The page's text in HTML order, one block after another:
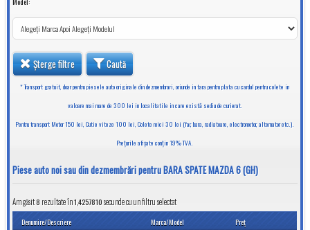
Șterge filtre Caută
* Transport gratuit, doar pentru piesele auto originale din dezmembrari, oriunde in tara pentru plata cu cardul pentru colete in
valoare mai mare de 300 lei in localitatile in care există sediu de curierat.
Pentru transport Motor 150 lei, Cutie viteze 100 lei, Colete mici 30 lei (far, bara, radiatoare, electromotor, alternator etc.).
Preţurile afişate conţin 19% TVA.
Piese auto noi sau din dezmembrări pentru BARA SPATE MAZDA 6 (GH)
Am găsit8 rezultate în1,4257810 secunde cu un filtru selectat
Denumire/Descriere Marca/Model Preţ